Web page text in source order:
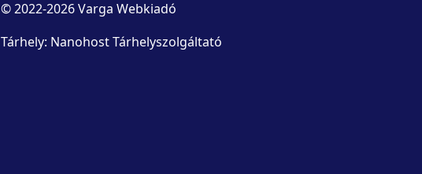
© 2022-2026 Varga Webkiadó
Tárhely: Nanohost Tárhelyszolgáltató